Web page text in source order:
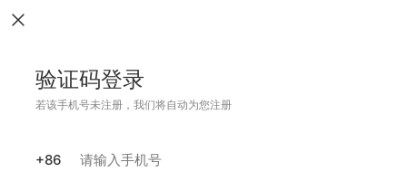
验证码登录
若该手机号未注册，我们将自动为您注册
+86